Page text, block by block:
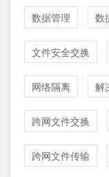
数据管理 数
文件安全交换
网络隔离 解
跨网文件交换
跨网文件传输